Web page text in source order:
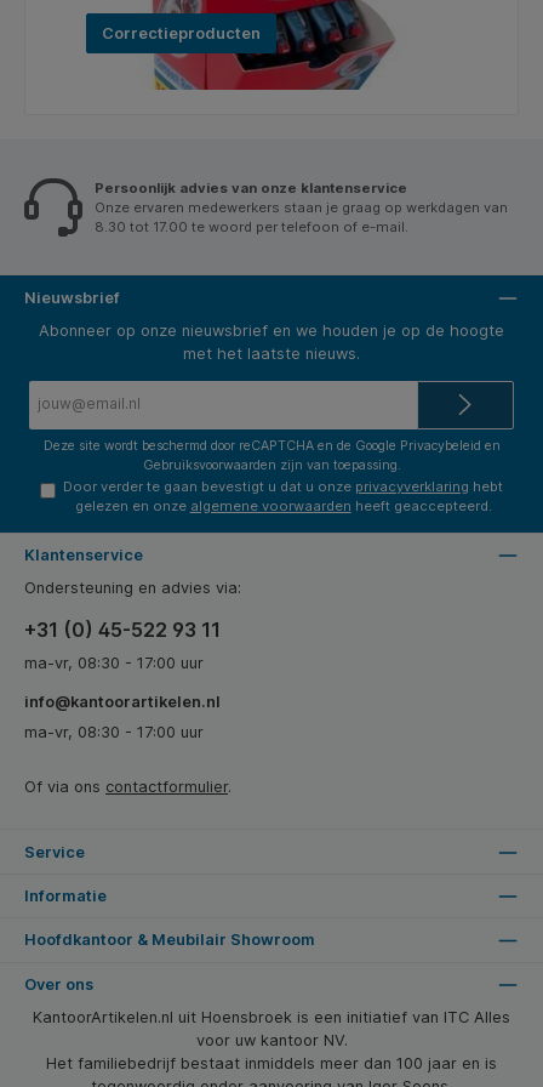
Correctieproducten
Persoonlijk advies van onze klantenservice
Onze ervaren medewerkers staan je graag op werkdagen van
8.30 tot 17.00 te woord per telefoon of e-mail.
Nieuwsbrief
Abonneer op onze nieuwsbrief en we houden je op de hoogte
met het laatste nieuws.
Deze site wordt beschermd door reCAPTCHA en de Google Privacybeleid en
Gebruiksvoorwaarden zijn van toepassing.
Door verder te gaan bevestigt u dat u onze privacyverklaring hebt
gelezen en onze algemene voorwaarden heeft geaccepteerd.
Klantenservice
Ondersteuning en advies via:
+31 (0) 45-522 93 11
ma-vr, 08:30 - 17:00 uur
info@kantoorartikelen.nl
ma-vr, 08:30 - 17:00 uur
Of via ons contactformulier.
Service
Informatie
Hoofdkantoor & Meubilair Showroom
Over ons
KantoorArtikelen.nl uit Hoensbroek is een initiatief van ITC Alles
voor uw kantoor NV.
Het familiebedrijf bestaat inmiddels meer dan 100 jaar en is